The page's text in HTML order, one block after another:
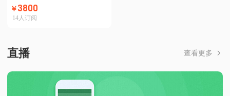
觉”到“风格自成、作品惊
艳”——这不是天赋，而是系
统训练的结果。 北京摄影函
操-风格”学习方案：线上带练
看，带你一站式通关！ 让后
期不再是短板，而是你作品的
￥ 3800
14人订阅
直播 查看更多